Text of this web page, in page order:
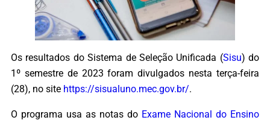
Os resultados do Sistema de Seleção Unificada (Sisu) do
1º semestre de 2023 foram divulgados nesta terça-feira
(28), no site https://sisualuno.mec.gov.br/.
O programa usa as notas do Exame Nacional do Ensino